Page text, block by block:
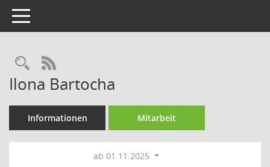
Toggle navigation
Rechercheauswahl
RSS-Feed
Ilona Bartocha
Informationen Mitarbeit
ab 01.11.2025